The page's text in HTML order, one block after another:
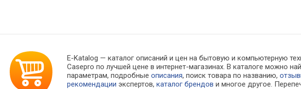
E-Katalog — каталог описаний и цен на бытовую и компьютерную
Casepro по лучшей цене в интернет-магазинах. В каталоге
параметрам, подробныеописания, поиск товара по названию,
рекомендации экспертов,каталог брендов и многое другое.